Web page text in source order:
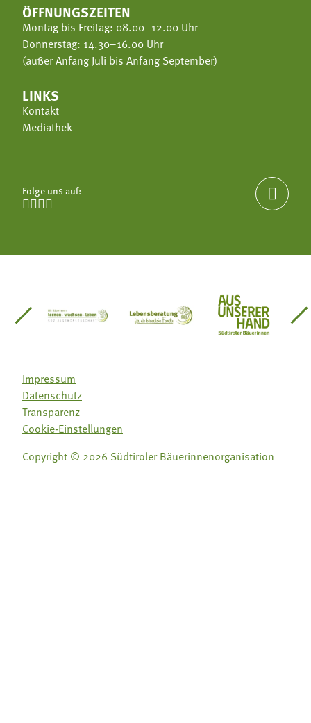
ÖFFNUNGSZEITEN
Montag bis Freitag: 08.00–12.00 Uhr
Donnerstag: 14.30–16.00 Uhr
(außer Anfang Juli bis Anfang September)
LINKS
Kontakt
Mediathek
Folge uns auf:


Südtirol
Gärtnervereinigung
Sozialgenossenschaft Mit Bäuerinnen lernen -
Lebensberatung für dieAus unserer
Impressum
Datenschutz
Transparenz
Cookie-Einstellungen
Copyright © 2026 Südtiroler Bäuerinnenorganisation